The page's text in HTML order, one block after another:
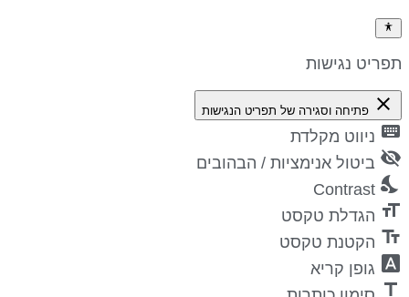
נגישות
close פתיחה וסגירה של תפריט הנגישות
ניווט מקלדת
ביטול אנימציות / הבהובים
Contrast
הגדלת טקסט
הקטנת טקסט
גופן קריא